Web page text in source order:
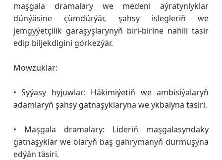
maşgala dramalary we medeni aýratynlyklar
dünýäsine çümdürýär, şahsy islegleriň we
jemgyýetçilik garaşyşlarynyň biri-birine nähili täsir
edip biljekdigini görkezýär.
Mowzuklar:
• Syýasy hyjuwlar: Häkimiýetiň we ambisiýalaryň
adamlaryň şahsy gatnaşyklaryna we ykbalyna täsiri.
• Maşgala dramalary: Lideriň maşgalasyndaky
gatnaşyklar we olaryň baş gahrymanyň durmuşyna
edýän täsiri.